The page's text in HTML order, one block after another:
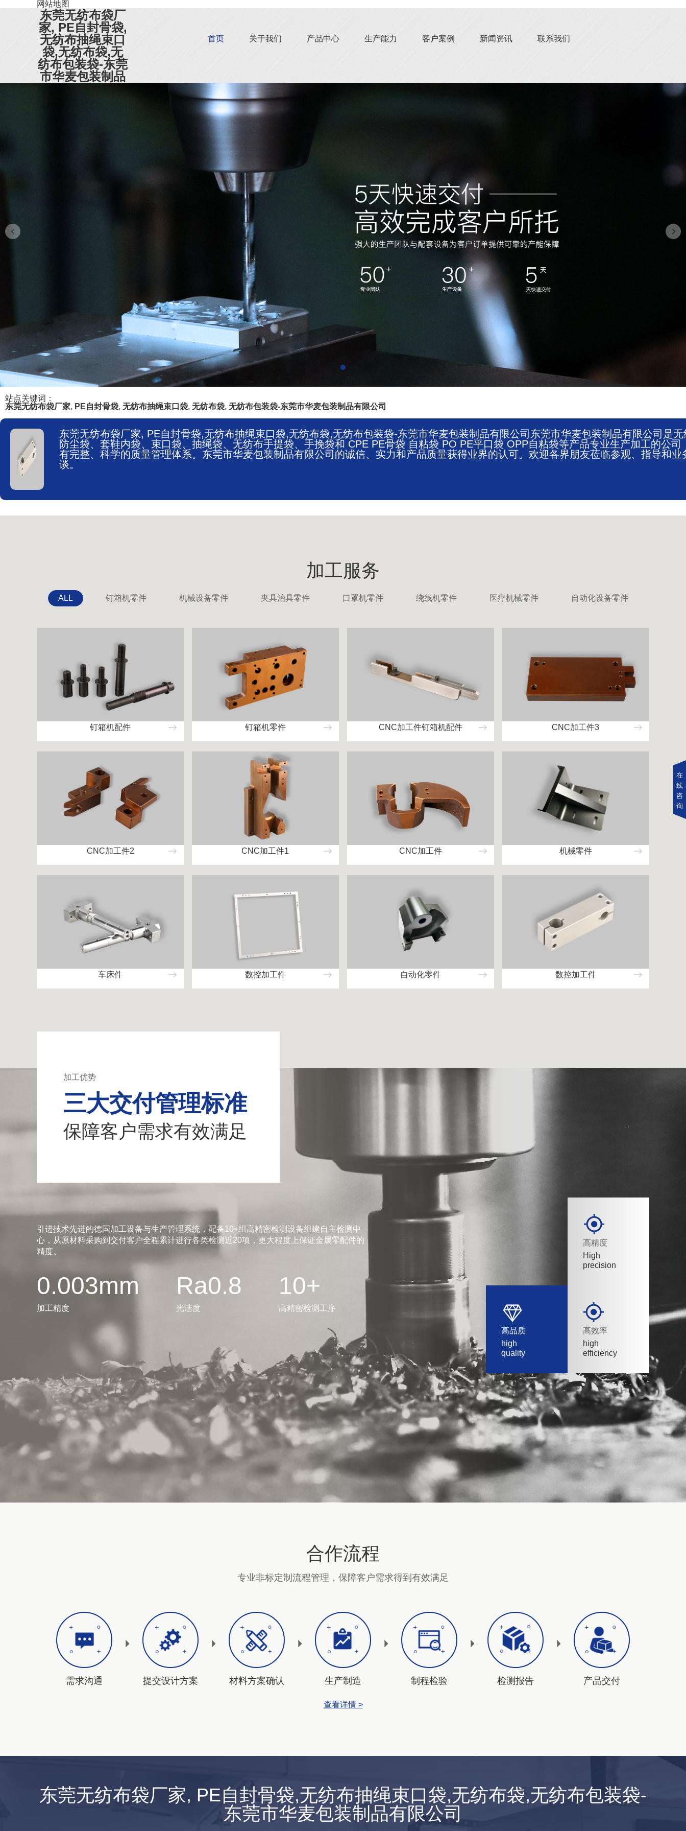
网站地图
东莞无纺布袋厂
家, PE自封骨袋,
无纺布抽绳束口
袋,无纺布袋,无
纺布包装袋-东莞
市华麦包装制品
首页 关于我们 产品中心 生产能力 客户案例 新闻资讯 联系我们
站点关键词：
东莞无纺布袋厂家, PE自封骨袋, 无纺布抽绳束口袋, 无纺布袋, 无纺布包装袋-东莞市华麦包装制品有限公司
东莞无纺布袋厂家, PE自封骨袋,无纺布抽绳束口袋,无纺布袋,无纺布包装袋-东莞市华麦包装制品有限公司东莞市华麦包装制品有限公司是无
防尘袋、套鞋内袋、束口袋、抽绳袋、无纺布手提袋、手挽袋和 CPE PE骨袋 自粘袋 PO PE平口袋 OPP自粘袋等产品专业生产加工的公司
有完整、科学的质量管理体系。东莞市华麦包装制品有限公司的诚信、实力和产品质量获得业界的认可。欢迎各界朋友莅临参观、指导和业
谈。
加工服务
ALL 钉箱机零件 机械设备零件 夹具治具零件 口罩机零件 绕线机零件 医疗机械零件 自动化设备零件
钉箱机配件 钉箱机零件 CNC加工件钉箱机配件 CNC加工件3
CNC加工件2 CNC加工件1 CNC加工件 机械零件
车床件 数控加工件 自动化零件 数控加工件
加工优势
三大交付管理标准
保障客户需求有效满足
引进技术先进的德国加工设备与生产管理系统，配备10+组高精密检测设备组建自主检测中
心，从原材料采购到交付客户全程累计进行各类检测近20项，更大程度上保证金属零配件的
精度。
0.003mm
加工精度
Ra0.8
光洁度
10+
高精密检测工序
高精度
High
precision
高品质
high
quality
高效率
high
efficiency
合作流程
专业非标定制流程管理，保障客户需求得到有效满足
需求沟通 提交设计方案 材料方案确认 生产制造 制程检验 检测报告 产品交付
查看详情 >
东莞无纺布袋厂家, PE自封骨袋,无纺布抽绳束口袋,无纺布袋,无纺布包装袋-
东莞市华麦包装制品有限公司
在
线
咨
询